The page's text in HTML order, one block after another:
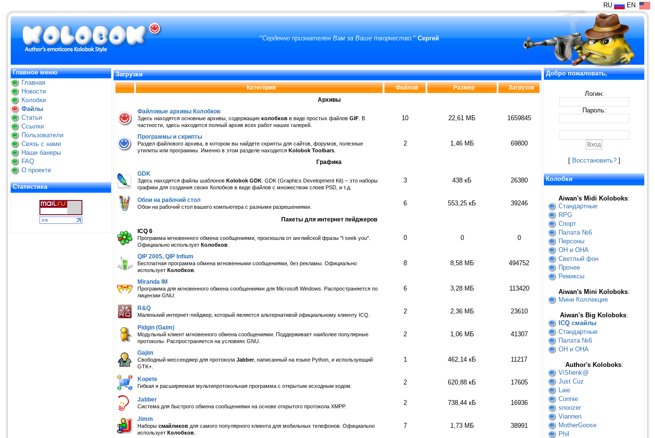
RU EN
"Сердечно признателен Вам за Ваше творчество."Сергей
Главное меню
Главная
Новости
Колобки
Файлы
Статьи
Ссылки
Пользователи
Связь с нами
Наши банеры
FAQ
О проекте
Статистика
Загрузки
Категория Файлов Размер
Загрузок
Архивы
Файловые архивы Колобков
Здесь находятся основные архивы, содержащие колобков в виде простых файлов GIF . В
частности, здесь находится полный архив всех работ наших галерей.
10 22,61 МБ 1659845
Программы и скрипты
Раздел файлового архива, в котором вы найдете скрипты для сайтов, форумов, полезные
утилиты или программы. Именно в этом разделе находится Kolobok Toolbars
2 1,46 МБ 69800
Графика
GDK
Здесь находятся файлы шаблонов Kolobok GDK . GDK (Graphics Development Kit) – это наборы
графики для создания своих Колобков в виде файлов с множеством слоев PSD, и т.д.
3 438 кБ 26380
Обои на рабочий стол
Обои на рабочий стол вашего компьютера с разными разрешениями. 6 553,25 кБ 39246
Пакеты для интернет пейджеров
ICQ 6
Программа мгновенного обмена сообщениями, произошла от английской фразы "I seek you".
Официально использует Колобков
0 0 0
QIP 2005, QIP Infium
Бесплатная программа обмена мгновенными сообщениями, без рекламы. Официально
использует Колобков
8 8,58 МБ 494752
Miranda IM
Программа для мгновенного обмена сообщениями для Microsoft Windows. Распространяется по
лицензии GNU.
6 3,28 МБ 113420
R&Q
Маленький интернет-пейджер, который является альтернативой официальному клиенту ICQ. 2 2,36 МБ 23610
Pidgin (Gaim)
Модульный клиент мгновенного обмена сообщениями. Поддерживает наиболее популярные
протоколы. Распространяется на условиях GNU.
2 1,06 МБ 41307
Gajim
Свободный мессенджер для протокола Jabber, написанный на языке Python, и использующий
GTK+.
1 462,14 кБ 11217
Kopete
Гибкая и расширяемая мультипротокольная программа с открытым исходным кодом. 2 620,88 кБ 17605
Jabber
Система для быстрого обмена сообщениями на основе открытого протокола XMPP. 2 738,44 кБ 16936
Jimm
Наборы смайликов для самого популярного клиента для мобильных телефонов. Официально
использует Колобков
7 1,73 МБ 38991
Добро пожаловать,
Логин:
Пароль:
[ Восстановить?]
Колобки
Aiwan's Midi Koloboks:
Стандартные
RPG
Спорт
Палата №6
Персоны
ОН и ОНА
Светлый фон
Прочее
Ремиксы
Aiwan's Mini Koloboks:
Мини Коллекция
Aiwan's Big Koloboks:
ICQ смайлы
Стандартные
Палата №6
ОН и ОНА
Author's Koloboks:
ViShenk@
Just Cuz
Laie
Connie
snoozer
Viannen
MotherGoose
Phil